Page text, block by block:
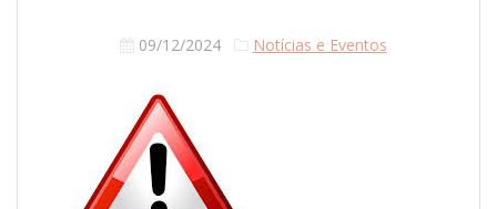
09/12/2024 Notícias e Eventos